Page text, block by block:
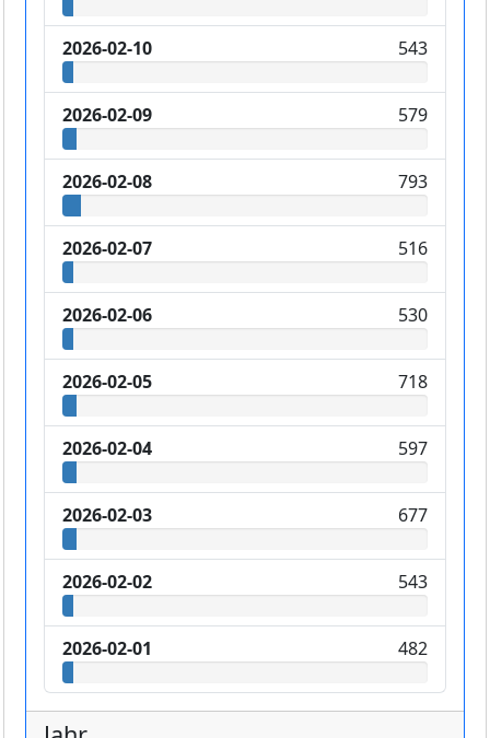
2026-02-10 543
2026-02-09 579
2026-02-08 793
2026-02-07 516
2026-02-06 530
2026-02-05 718
2026-02-04 597
2026-02-03 677
2026-02-02 543
2026-02-01 482